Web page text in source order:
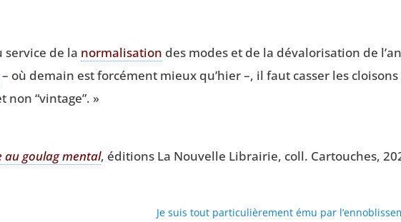
ser­vice de la nor­ma­li­sa­tion des modes et de la déva­lo­ri­sa­tion de
– où demain est for­cé­ment mieux qu’hier –, il faut cas­ser les
non“vin­tage”. »
au gou­lag men­tal, édi­tions La Nou­velle Librai­rie, coll. Car­touches,
Je suis tout particulièrement ému par